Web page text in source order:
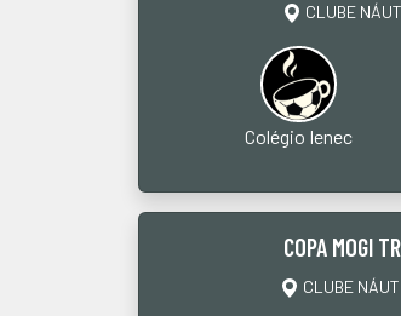
CLUBE
Colégio Ienec
COPA MOGI
CLUBE